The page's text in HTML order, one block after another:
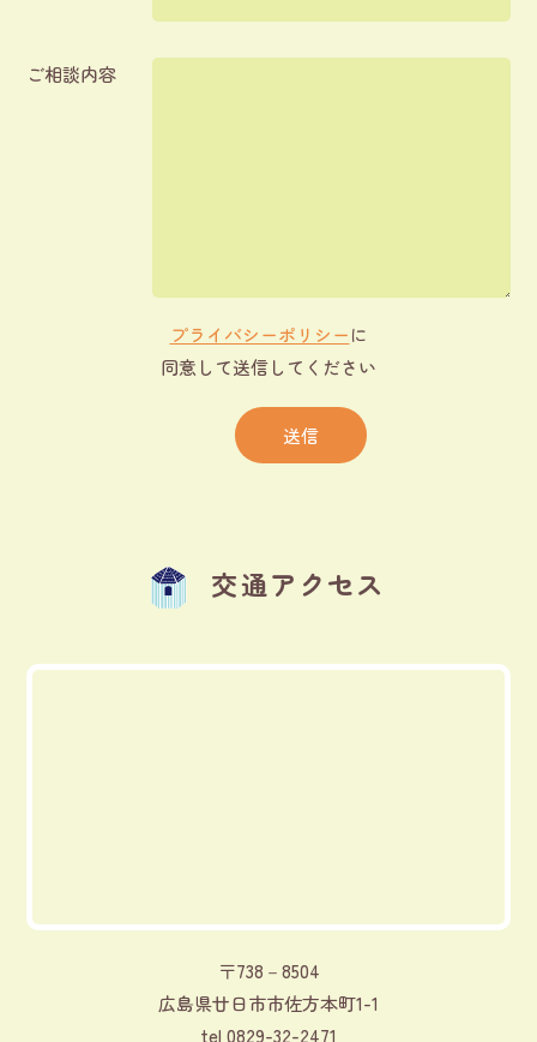
ご相談内容
プライバシーポリシーに
同意して送信してください
交通アクセス
〒738－8504
広島県廿日市市佐方本町1-1
tel 0829-32-2471